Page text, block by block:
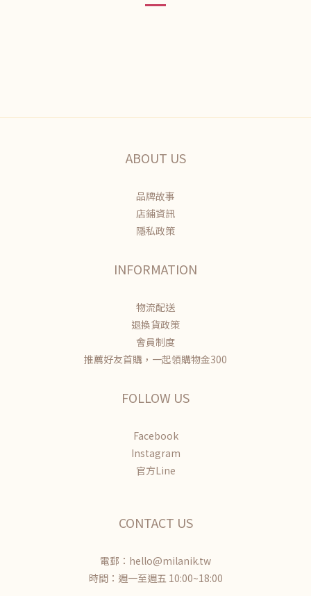
ABOUT US
品牌故事
店鋪資訊
隱私政策
INFORMATION
物流配送
退換貨政策
會員制度
推薦好友首購，一起領購物金300
FOLLOW US
Facebook
Instagram
官方Line
CONTACT US
電郵：hello@milanik.tw
時間：週一至週五 10:00~18:00